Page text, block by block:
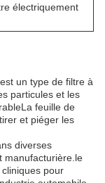
électriquement
un type de filtre à
particules et les
feuille de
et piéger les
diverses
manufacturière.le
pour